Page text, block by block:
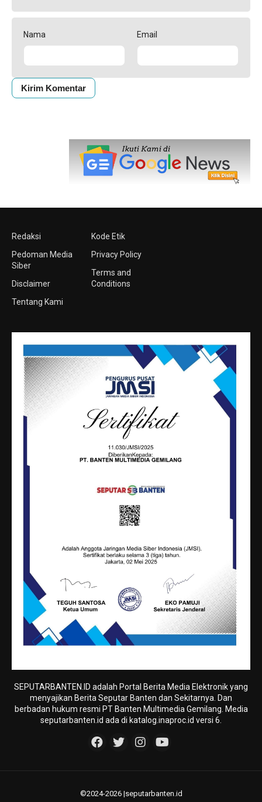
Nama Email
Redaksi
Pedoman Media
Siber
Disclaimer
Tentang Kami
Kode Etik
Privacy Policy
Terms and
Conditions
SEPUTARBANTEN.ID adalah Portal Berita Media Elektronik yang
menyajikan Berita Seputar Banten dan Sekitarnya. Dan
berbadan hukum resmi PT Banten Multimedia Gemilang. Media
seputarbanten.id ada di katalog.inaproc.id versi 6.
©2024-2026 |seputarbanten.id